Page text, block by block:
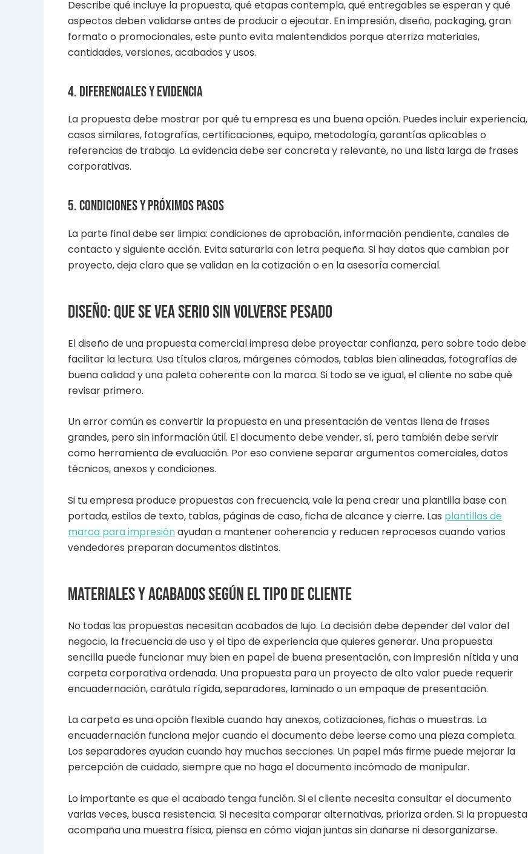
Describe qué incluye la propuesta, qué etapas contempla, qué entregables se esperan y qué
aspectos deben validarse antes de producir o ejecutar. En impresión, diseño, packaging, gran
formato o promocionales, este punto evita malentendidos porque aterriza materiales,
cantidades, versiones, acabados y usos.
4. Diferenciales y evidencia
La propuesta debe mostrar por qué tu empresa es una buena opción. Puedes incluir experiencia,
casos similares, fotografías, certificaciones, equipo, metodología, garantías aplicables o
referencias de trabajo. La evidencia debe ser concreta y relevante, no una lista larga de frases
corporativas.
5. Condiciones y próximos pasos
La parte final debe ser limpia: condiciones de aprobación, información pendiente, canales de
contacto y siguiente acción. Evita saturarla con letra pequeña. Si hay datos que cambian por
proyecto, deja claro que se validan en la cotización o en la asesoría comercial.
Diseño: que se vea serio sin volverse pesado
El diseño de una propuesta comercial impresa debe proyectar confianza, pero sobre todo debe
facilitar la lectura. Usa títulos claros, márgenes cómodos, tablas bien alineadas, fotografías de
buena calidad y una paleta coherente con la marca. Si todo se ve igual, el cliente no sabe qué
revisar primero.
Un error común es convertir la propuesta en una presentación de ventas llena de frases
grandes, pero sin información útil. El documento debe vender, sí, pero también debe servir
como herramienta de evaluación. Por eso conviene separar argumentos comerciales, datos
técnicos, anexos y condiciones.
Si tu empresa produce propuestas con frecuencia, vale la pena crear una plantilla base con
portada, estilos de texto, tablas, páginas de caso, ficha de alcance y cierre. Las plantillas de
marca para impresiónayudan a mantener coherencia y reducen reprocesos cuando varios
vendedores preparan documentos distintos.
Materiales y acabados según el tipo de cliente
No todas las propuestas necesitan acabados de lujo. La decisión debe depender del valor del
negocio, la frecuencia de uso y el tipo de experiencia que quieres generar. Una propuesta
sencilla puede funcionar muy bien en papel de buena presentación, con impresión nítida y una
carpeta corporativa ordenada. Una propuesta para un proyecto de alto valor puede requerir
encuadernación, carátula rígida, separadores, laminado o un empaque de presentación.
La carpeta es una opción flexible cuando hay anexos, cotizaciones, fichas o muestras. La
encuadernación funciona mejor cuando el documento debe leerse como una pieza completa.
Los separadores ayudan cuando hay muchas secciones. Un papel más firme puede mejorar la
percepción de cuidado, siempre que no haga el documento incómodo de manipular.
Lo importante es que el acabado tenga función. Si el cliente necesita consultar el documento
varias veces, busca resistencia. Si necesita comparar alternativas, prioriza orden. Si la propuesta
acompaña una muestra física, piensa en cómo viajan juntas sin dañarse ni desorganizarse.